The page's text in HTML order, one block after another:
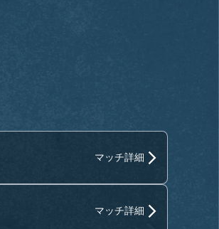
マッチ詳細
マッチ詳細